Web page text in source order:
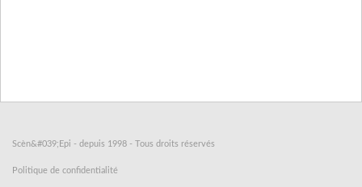
Scèn&#039;Epi - depuis 1998 - Tous droits réservés
Politique de confidentialité